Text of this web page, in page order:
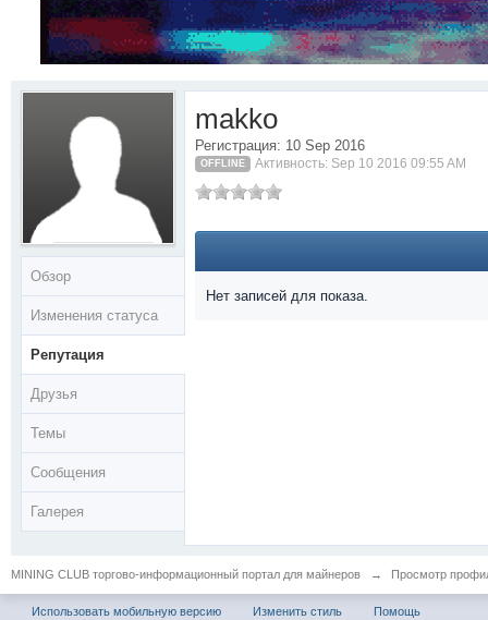
Обзор
Изменения статуса
Репутация
Друзья
Темы
Сообщения
Галерея
makko
Регистрация: 10 Sep 2016
OFFLINE Активность: Sep 10 2016 09:55 AM
Нет записей для показа.
MINING CLUB торгово-информационный портал для майнеров → Просмотр
Использовать мобильную версию Изменить стиль Помощь